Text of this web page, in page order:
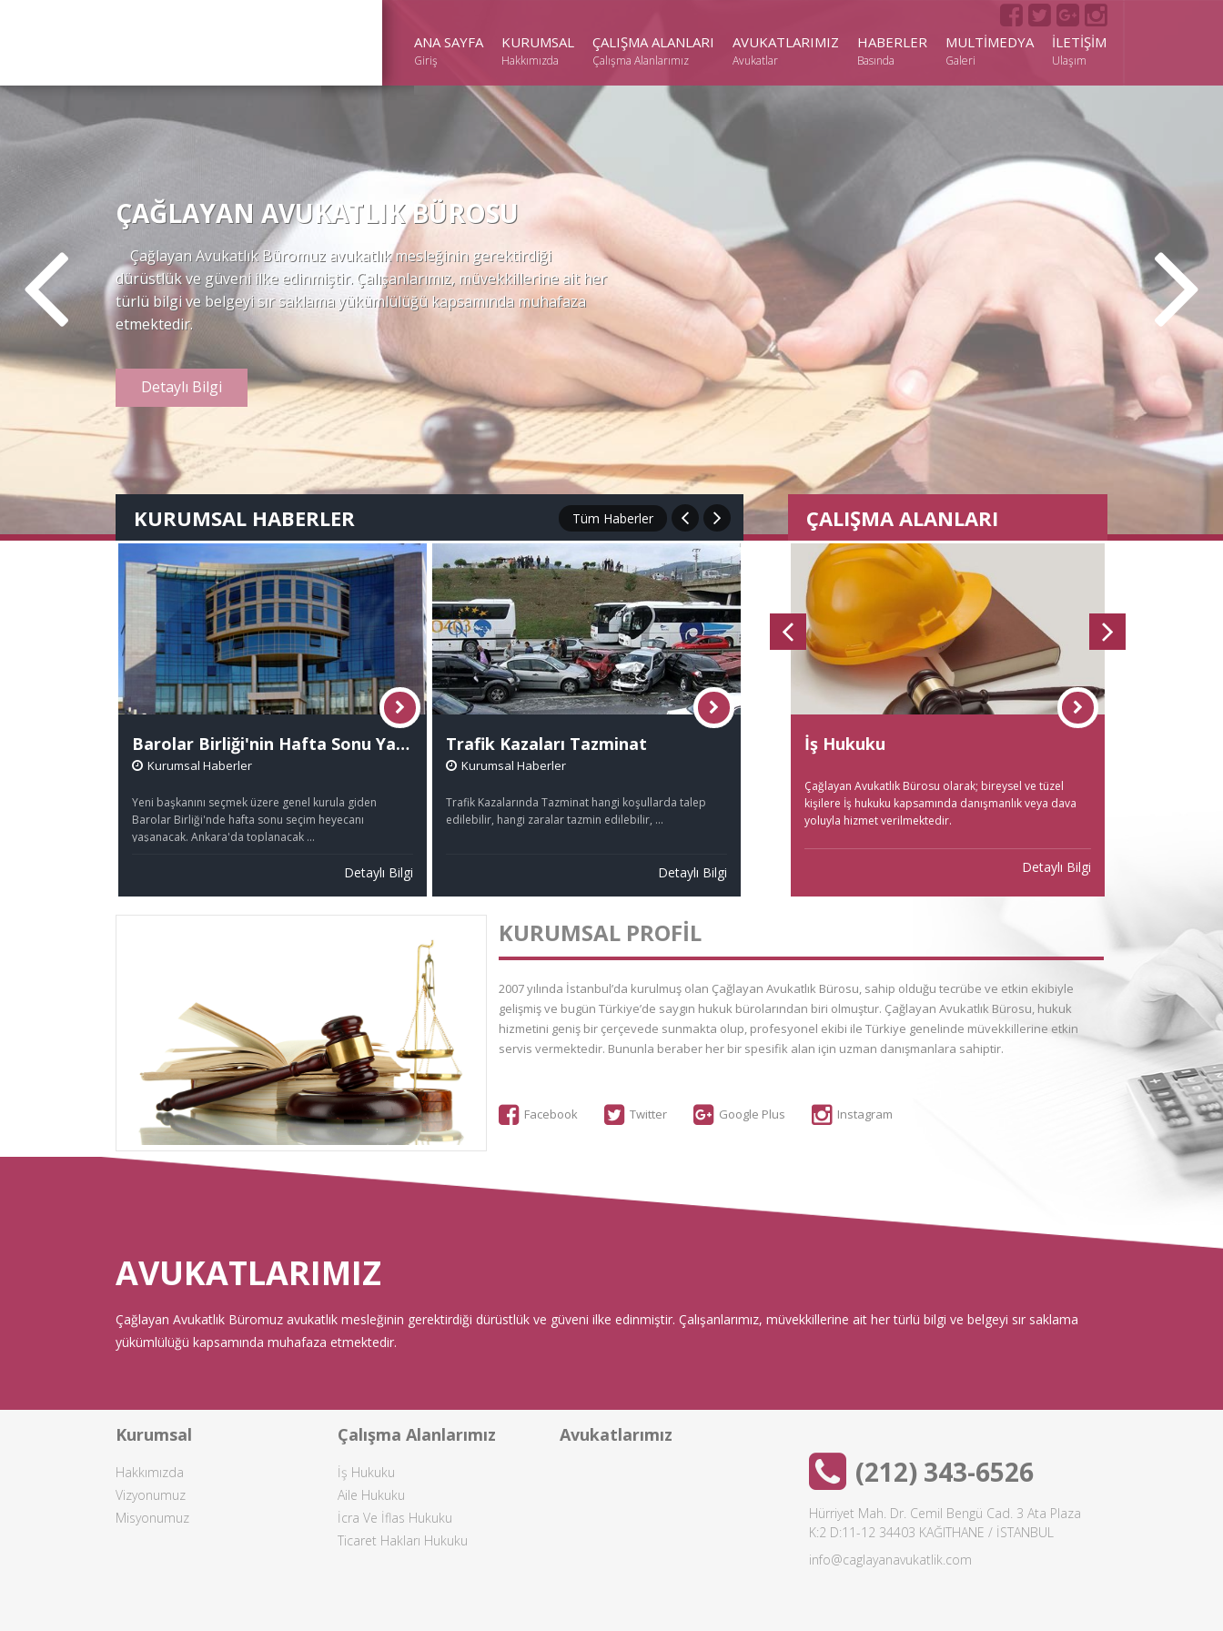
ANA SAYFA
Giriş
KURUMSAL
Hakkımızda
ÇALIŞMA ALANLARI
Çalışma Alanlarımız
AVUKATLARIMIZ
Avukatlar
HABERLER
Basında
MULTİMEDYA
Galeri
İLETİŞİM
Ulaşım
ÇAĞLAYAN AVUKATLIK BÜROSU
Çağlayan Avukatlık Büromuz avukatlık mesleğinin gerektirdiği
dürüstlük ve güveni ilke edinmiştir. Çalışanlarımız, müvekkillerine ait her
türlü bilgi ve belgeyi sır saklama yükümlülüğü kapsamında muhafaza
etmektedir.
Detaylı Bilgi
KURUMSAL HABERLER Tüm Haberler
Barolar Birliği'nin Hafta Sonu Yapılacak 63. Olağan Genel Kurul'unda 7
Kurumsal Haberler
Yeni başkanını seçmek üzere genel kurula giden
Barolar Birliği'nde hafta sonu seçim heyecanı
yaşanacak. Ankara'da toplanacak ...
Detaylı Bilgi
Trafik Kazaları Tazminat
Kurumsal Haberler
Trafik Kazalarında Tazminat hangi koşullarda talep
edilebilir, hangi zaralar tazmin edilebilir, ...
Detaylı Bilgi
Nafakanın Kaldırılması
Nafakanın Kaldırılması Davası açılması için öncelikle
daha önce hükmedilen bir nafakanın olması
Detaylı Bilgi
ÇALIŞMA ALANLARI
İş Hukuku
Çağlayan Avukatlık Bürosu olarak; bireysel ve tüzel
kişilere İş hukuku kapsamında danışmanlık veya dava
yoluyla hizmet verilmektedir.
Detaylı Bilgi
KURUMSAL PROFİL
2007 yılında İstanbul’da kurulmuş olan Çağlayan Avukatlık Bürosu, sahip olduğu tecrübe ve etkin ekibiyle
gelişmiş ve bugün Türkiye’de saygın hukuk bürolarından biri olmuştur. Çağlayan Avukatlık Bürosu, hukuk
hizmetini geniş bir çerçevede sunmakta olup, profesyonel ekibi ile Türkiye genelinde müvekkillerine etkin
servis vermektedir. Bununla beraber her bir spesifik alan için uzman danışmanlara sahiptir.
Facebook Twitter Google Plus Instagram
AVUKATLARIMIZ
Çağlayan Avukatlık Büromuz avukatlık mesleğinin gerektirdiği dürüstlük ve güveni ilke edinmiştir. Çalışanlarımız, müvekkillerine ait her türlü bilgi ve belgeyi sır saklama
yükümlülüğü kapsamında muhafaza etmektedir.
Kurumsal
Hakkımızda
Vizyonumuz
Misyonumuz
Çalışma Alanlarımız
İş Hukuku
Aile Hukuku
İcra Ve İflas Hukuku
Ticaret Hakları Hukuku
Avukatlarımız
(212) 343-6526
Hürriyet Mah. Dr. Cemil Bengü Cad. 3 Ata Plaza
K:2 D:11-12 34403 KAĞITHANE / İSTANBUL
info@caglayanavukatlik.com